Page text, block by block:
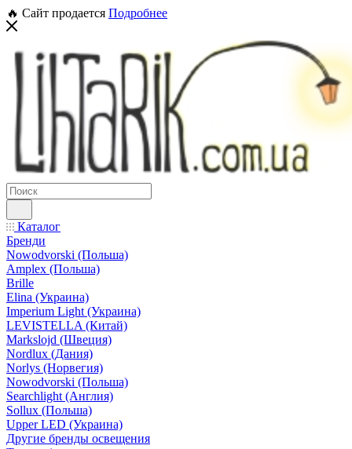
🔥 Сайт продается Подробнее
Каталог
Бренди
Nowodvorski (Польша)
Amplex (Польша)
Brille
Elina (Украина)
Imperium Light (Украина)
LEVISTELLA (Китай)
Markslojd (Швеция)
Nordlux (Дания)
Norlys (Норвегия)
Nowodvorski (Польша)
Searchlight (Англия)
Sollux (Польша)
Upper LED (Украина)
Другие бренды освещения